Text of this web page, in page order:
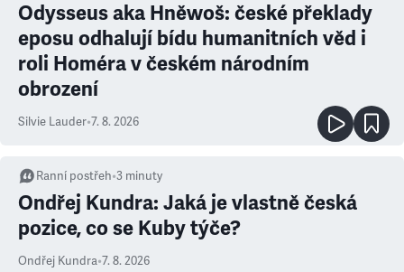
Odysseus aka Hněwoš: české překlady
eposu odhalují bídu humanitních věd i
roli Homéra v českém národním
obrození
Silvie Lauder•7. 8. 2026
Ranní postřeh•3 minuty
Ondřej Kundra: Jaká je vlastně česká
pozice, co se Kuby týče?
Ondřej Kundra•7. 8. 2026